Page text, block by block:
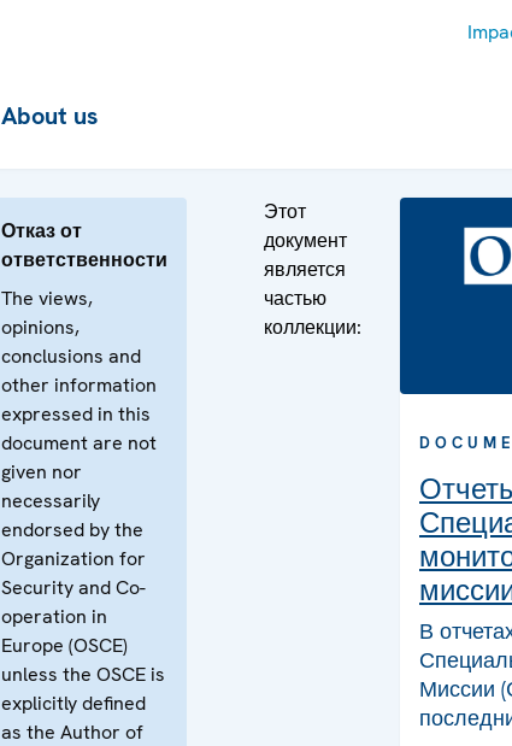
About us
Отказ от
ответственности
The views,
opinions,
conclusions and
other information
expressed in this
document are not
given nor
necessarily
endorsed by the
Organization for
Security and Co-
operation in
Europe (OSCE)
unless the OSCE is
explicitly defined
as the Author of
Этот
документ
является
частью
коллекции:
В
Миссии